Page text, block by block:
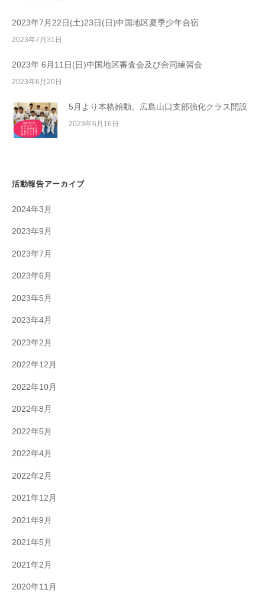
2023年7月22日(土)23日(日)中国地区夏季少年合宿
2023年7月31日
2023年 6月11日(日)中国地区審査会及び合同練習会
2023年6月20日
5月より本格始動。広島山口支部強化クラス開設
2023年6月16日
活動報告アーカイブ
2024年3月
2023年9月
2023年7月
2023年6月
2023年5月
2023年4月
2023年2月
2022年12月
2022年10月
2022年8月
2022年5月
2022年4月
2022年2月
2021年12月
2021年9月
2021年5月
2021年2月
2020年11月